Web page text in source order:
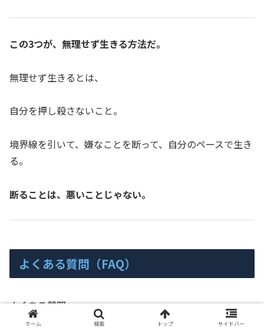
この3つが、無理せず生きる方法だ。
無理せず生きるとは、
自分を押し殺さないこと。
境界線を引いて、嫌なことを断って、自分のペースで生き
る。
断ることは、悪いことじゃない。
よくある質問（FAQ）
よくある質問。
ホーム 検索 トップ サイドバー